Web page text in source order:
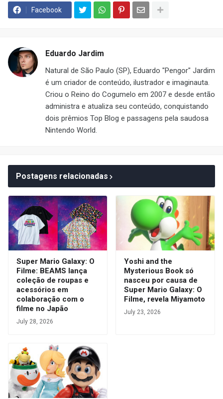
Facebook
Eduardo Jardim
Natural de São Paulo (SP), Eduardo "Pengor" Jardim
é um criador de conteúdo, ilustrador e imaginauta.
Criou o Reino do Cogumelo em 2007 e desde então
administra e atualiza seu conteúdo, conquistando
dois prêmios Top Blog e passagens pela saudosa
Nintendo World.
Postagens relacionadas
Super Mario Galaxy: O
Filme: BEAMS lança
coleção de roupas e
acessórios em
colaboração com o
filme no Japão
July 28, 2026
Yoshi and the
Mysterious Book só
nasceu por causa de
Super Mario Galaxy: O
Filme, revela Miyamoto
July 23, 2026